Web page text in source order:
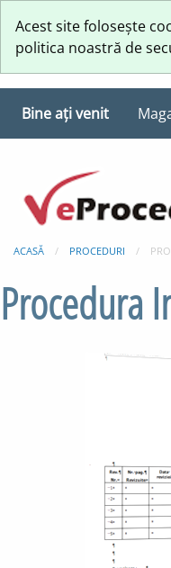
Acest site folosește
politica noastră de
Bine ați venit
ACASĂ PROCEDURI
Procedura